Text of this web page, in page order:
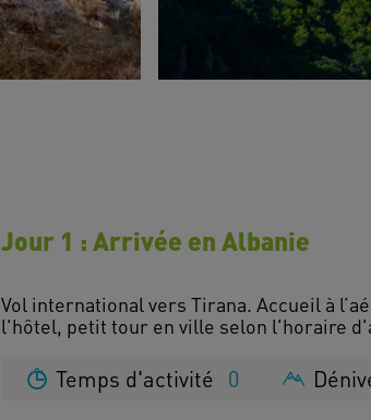
Jour 1 : Arrivée en Albanie
Vol international vers Tirana. Accueil à
Temps d'activité 0